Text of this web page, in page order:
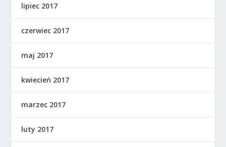
lipiec 2017
czerwiec 2017
maj 2017
kwiecień 2017
marzec 2017
luty 2017